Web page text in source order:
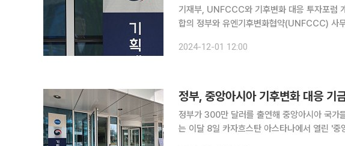
기재부, UNFCCC와 기후변화 대응 투자포럼
합의 정부와 유엔기후변화협약(UNFCCC) 사무국이 국제탄소시장 출범에 대비해 글로벌 자발적
가 밝혔다. 기획재정부는 UNFCCC 사무국
2024-12-01 12:00
정부, 중앙아시아 기후변화 대응 기
정부가 300만 달러를 출연해 중앙아시아 국가들의
는 이달 8일 카자흐스탄 아스타나에서 열린 '